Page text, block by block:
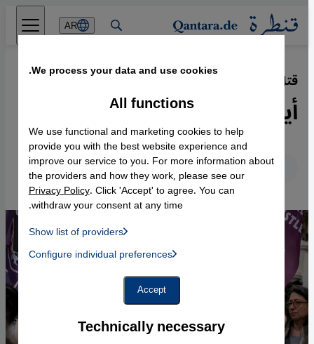
Direkt zum Inhalt springen
AR
قتل النساء في تركيا·
01.07.2026
أين جوليستان دوكو؟
Deutsch
English عربي
We process your data and use cookies.
Technically necessary
All functions
We use functional and marketing cookies to help
provide you with the best website experience and
improve our service to you. For more information about
the providers and how they work, please see our
Privacy Policy. Click 'Accept' to agree. You can
withdraw your consent at any time.
Show list of providers
Instagram Embed, Twitter Embed, Youtube Embed
Facebook Embed / Facebook Connect
Google Maps Embed
Configure individual preferences
Accept